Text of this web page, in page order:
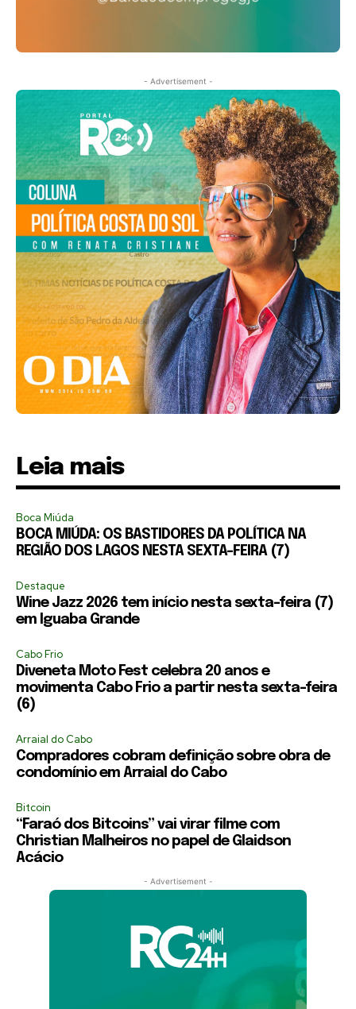
- Advertisement -
Leia mais
Boca Miúda
BOCA MIÚDA: OS BASTIDORES DA POLÍTICA NA
REGIÃO DOS LAGOS NESTA SEXTA-FEIRA (7)
Destaque
Wine Jazz 2026 tem início nesta sexta-feira (7)
em Iguaba Grande
Cabo Frio
Diveneta Moto Fest celebra 20 anos e
movimenta Cabo Frio a partir nesta sexta-feira
(6)
Arraial do Cabo
Compradores cobram definição sobre obra de
condomínio em Arraial do Cabo
Bitcoin
“Faraó dos Bitcoins” vai virar filme com
Christian Malheiros no papel de Glaidson
Acácio
- Advertisement -